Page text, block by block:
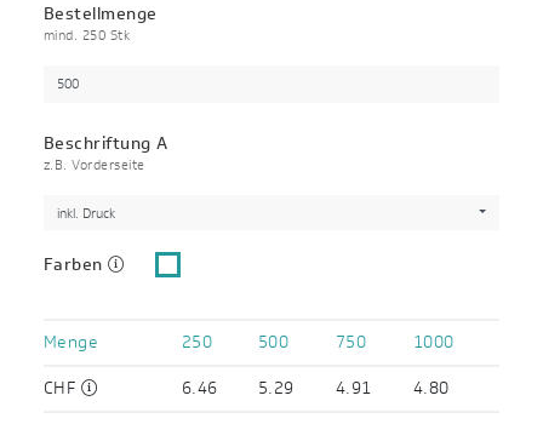
Bestellmenge
mind. 250 Stk
Beschriftung A
z.B. Vorderseite
inkl. Druck
Farben
Menge 250 500 750
1000
CHF
6.46 5.29 4.91 4.80